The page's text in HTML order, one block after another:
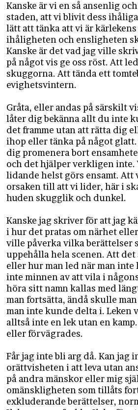
Kanske är vi en så ansenlig
staden, att vi blivit dess
lätt att tänka att vi är
ihåligheten och ensligheten
Kanske är det vad jag ville
på något vis ge oss röst. Att
skuggorna. Att tända ett
evighetsvintern.
Gråta, eller andas på särskilt
låter dig bekänna allt du inte
det framme utan att rätta dig
ihop eller tänka på något
dig promenera bort
och det hjälper verkligen inte.
lidande helst görs ensamt. Att
orsaken till att vi lider, här i
huden skugglik och dunkel.
Kanske jag skriver för att jag
i hur det pratas om närhet
ville påverka vilka berättelser
uppehålla hela scenen. Att det
eller hur man led när man inte
inte minnen av att vila i
höra sitt namn kallas med
man fortsätta, ändå skulle
man inte kunde delta i. Leken
alltså inte en lek utan en
eller förvägrades.
Får jag inte bli arg då. Kan jag
orättvisheten i att leva utan
på andra mänskor eller mig
omänskligheten som tillåts
exkluderande berättelser,